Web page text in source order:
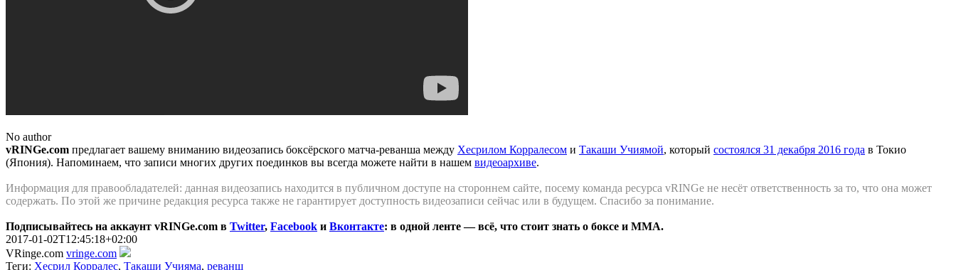
No author
vRINGe.com предлагает вашему вниманию видеозапись боксёрского матча-реванша между Хесрилом Корралесом и Такаши Учиямой, который состоялся 31 декабря 2016 года в Токио
(Япония). Напоминаем, что записи многих других поединков вы всегда можете найти в нашем видеоархиве.
Информация для правообладателей: данная видеозапись находится в публичном доступе на стороннем сайте, посему команда ресурса vRINGe не несёт ответственность за то, что она может
содержать. По этой же причинe редакция ресурса также не гарантирует доступность видеозаписи сейчас или в будущем. Спасибо за понимание.
Подписывайтесь на аккаунт vRINGe.com в Twitter, Facebook и Вконтакте: в одной ленте — всё, что стоит знать о боксе и ММА.
2017-01-02T12:45:18+02:00
VRinge.com vringe.com
Теги: Хесрил Корралес, Такаши Учияма, реванш